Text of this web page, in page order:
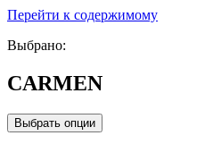
Перейти к содержимому
Выбрано:
CARMEN
Выбрать опции